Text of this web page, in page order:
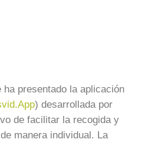
ha presentado la aplicación
) desarrollada por
de facilitar la recogida y
manera individual. La